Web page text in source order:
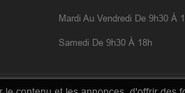
Mardi Au Vendredi De 9h30 À
Samedi De 9h30 À 18h